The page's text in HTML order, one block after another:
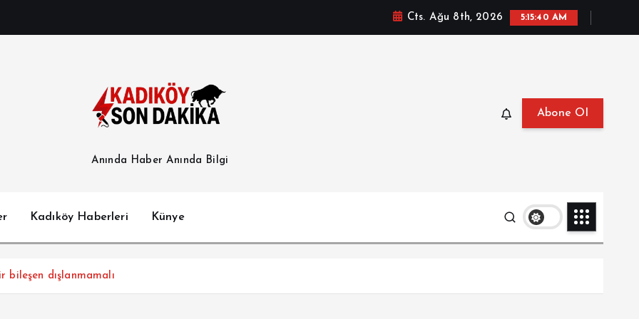
Cts. Ağu 8th, 2026 5:15:41 AM
Anında Haber Anında Bilgi
Abone Ol
Kadıköy Haberleri Künye
bileşen dışlanmamalı